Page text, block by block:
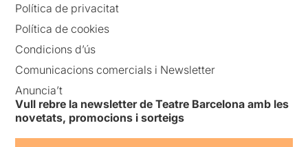
Política de privacitat
Política de cookies
Condicions d’ús
Comunicacions comercials i Newsletter
Anuncia’t
Vull rebre la newsletter de Teatre Barcelona amb les
novetats, promocions i sorteigs